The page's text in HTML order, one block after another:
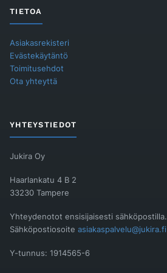
TIETOA
Asiakasrekisteri
Evästekäytäntö
Toimitusehdot
Ota yhteyttä
YHTEYSTIEDOT
Jukira Oy
Haarlankatu 4 B 2
33230 Tampere
Yhteydenotot ensisijaisesti sähköpostilla.
Sähköpostiosoite asiakaspalvelu@jukira.fi
Y-tunnus: 1914565-6